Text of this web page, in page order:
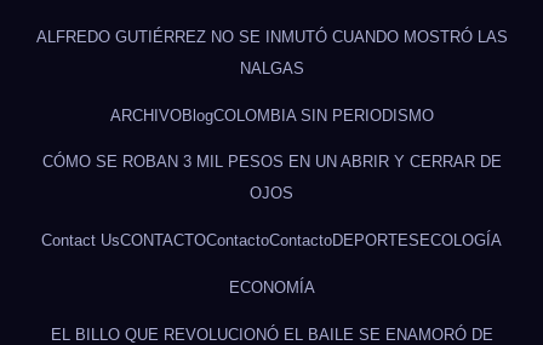
ALFREDO GUTIÉRREZ NO SE INMUTÓ CUANDO MOSTRÓ LAS
NALGAS
ARCHIVOBlogCOLOMBIA SIN PERIODISMO
CÓMO SE ROBAN 3 MIL PESOS EN UN ABRIR Y CERRAR DE
OJOS
Contact UsCONTACTOContactoContactoDEPORTES ECOLOGÍA
ECONOMÍA
EL BILLO QUE REVOLUCIONÓ EL BAILE SE ENAMORÓ DE